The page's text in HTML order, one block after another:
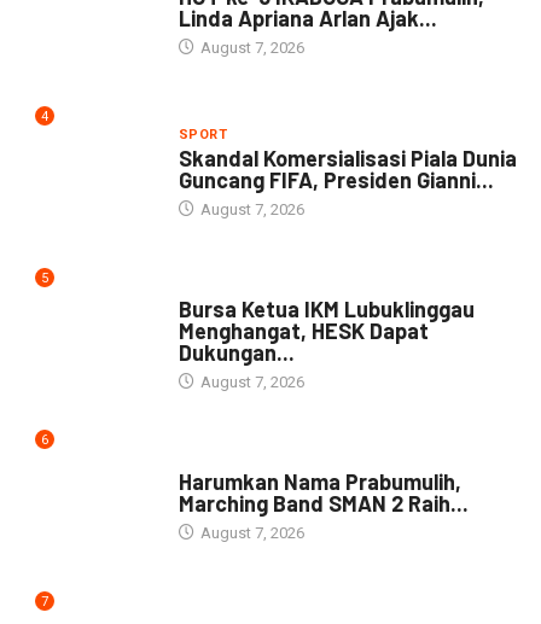
Linda Apriana Arlan Ajak...
August 7, 2026
4
SPORT
Skandal Komersialisasi Piala Dunia
Guncang FIFA, Presiden Gianni...
August 7, 2026
5
Bursa Ketua IKM Lubuklinggau
Menghangat, HESK Dapat
Dukungan...
August 7, 2026
6
Harumkan Nama Prabumulih,
Marching Band SMAN 2 Raih...
August 7, 2026
7